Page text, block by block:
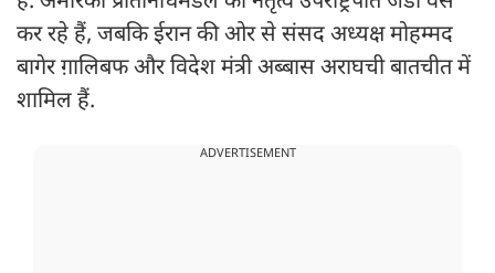
कर रहे हैं, जबकि ईरान की ओर से संसद अध्यक्ष मोहम्मद
बागेर ग़ालिबफ और विदेश मंत्री अब्बास अराघची बातचीत में
शामिल हैं.
ADVERTISEMENT